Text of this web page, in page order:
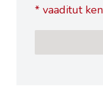
*vaaditut